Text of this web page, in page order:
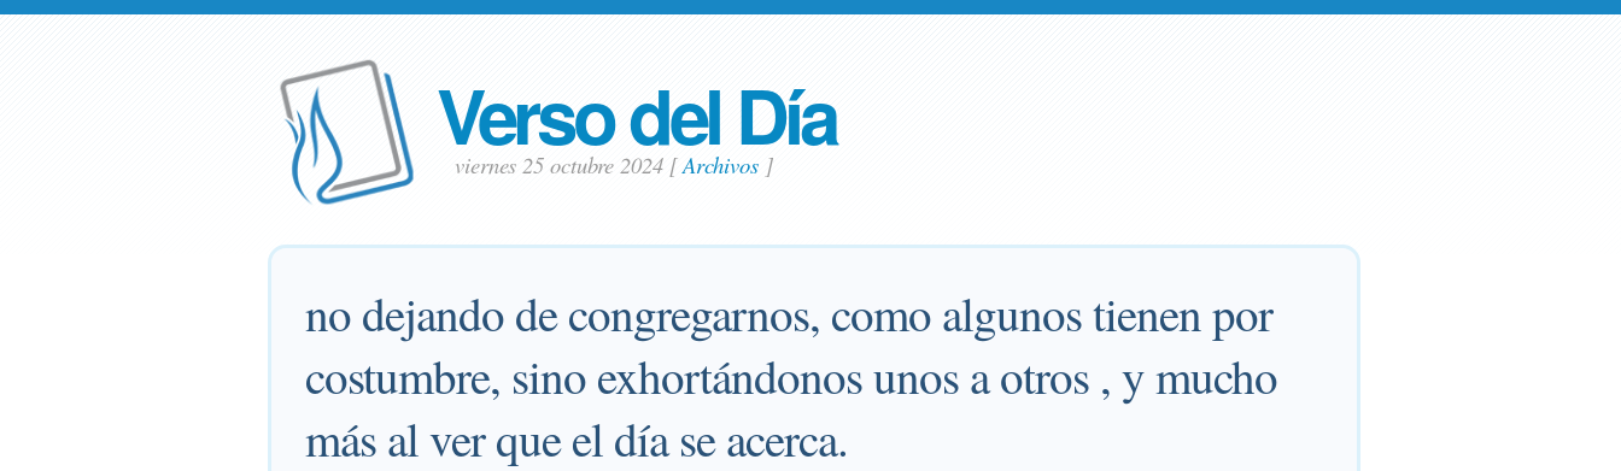
Verso del Día
viernes 25 octubre 2024 [Archivos]
no dejando de congregarnos, como algunos tienen por
costumbre, sino exhortándonos unos a otros , y mucho
más al ver que el día se acerca.